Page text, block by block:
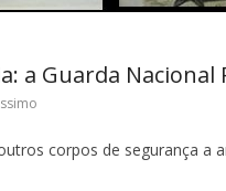
a Guarda Nacional
corpos de segurança a